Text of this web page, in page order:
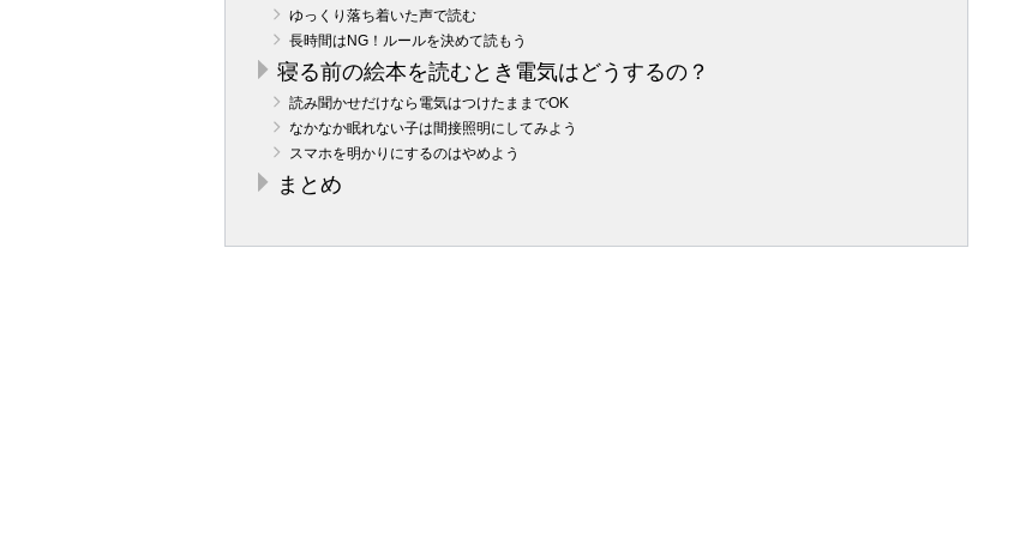
ゆっくり落ち着いた声で読む
長時間はNG！ルールを決めて読もう
寝る前の絵本を読むとき電気はどうするの？
読み聞かせだけなら電気はつけたままでOK
なかなか眠れない子は間接照明にしてみよう
スマホを明かりにするのはやめよう
まとめ